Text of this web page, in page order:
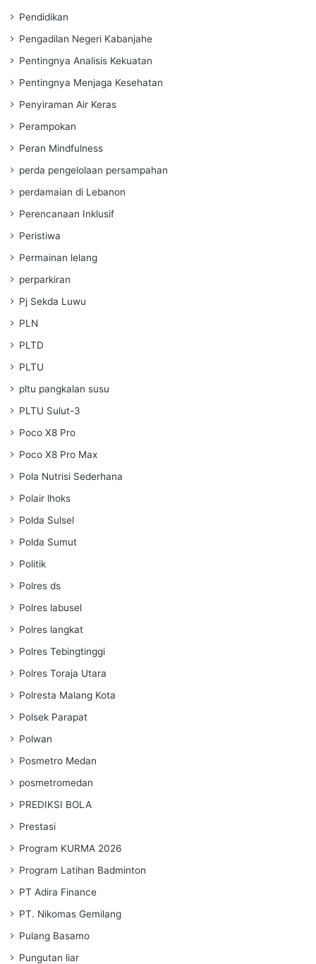
Pendidikan
Pengadilan Negeri Kabanjahe
Pentingnya Analisis Kekuatan
Pentingnya Menjaga Kesehatan
Penyiraman Air Keras
Perampokan
Peran Mindfulness
perda pengelolaan persampahan
perdamaian di Lebanon
Perencanaan Inklusif
Peristiwa
Permainan lelang
perparkiran
Pj Sekda Luwu
PLN
PLTD
PLTU
pltu pangkalan susu
PLTU Sulut-3
Poco X8 Pro
Poco X8 Pro Max
Pola Nutrisi Sederhana
Polair lhoks
Polda Sulsel
Polda Sumut
Politik
Polres ds
Polres labusel
Polres langkat
Polres Tebingtinggi
Polres Toraja Utara
Polresta Malang Kota
Polsek Parapat
Polwan
Posmetro Medan
posmetromedan
PREDIKSI BOLA
Prestasi
Program KURMA 2026
Program Latihan Badminton
PT Adira Finance
PT. Nikomas Gemilang
Pulang Basamo
Pungutan liar